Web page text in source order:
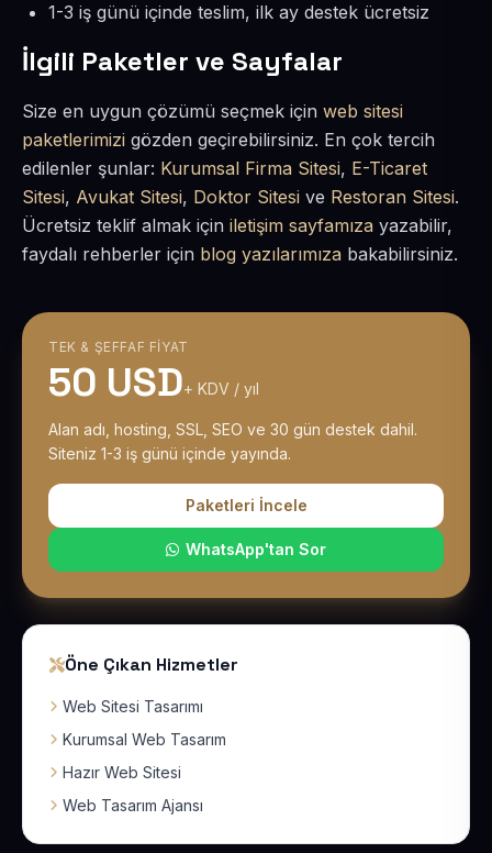
1-3 iş günü içinde teslim, ilk ay destek ücretsiz
İlgili Paketler ve Sayfalar
Size en uygun çözümü seçmek için web sitesi
paketlerimizi gözden geçirebilirsiniz. En çok tercih
edilenler şunlar: Kurumsal Firma Sitesi, E-Ticaret
Sitesi, Avukat Sitesi, Doktor Sitesi ve Restoran Sitesi.
Ücretsiz teklif almak için iletişim sayfamıza yazabilir,
faydalı rehberler için blog yazılarımıza bakabilirsiniz.
TEK & ŞEFFAF FIYAT
50 USD+ KDV / yıl
Alan adı, hosting, SSL, SEO ve 30 gün destek dahil.
Siteniz 1-3 iş günü içinde yayında.
Paketleri İncele
WhatsApp'tan Sor
Öne Çıkan Hizmetler
Web Sitesi Tasarımı
Kurumsal Web Tasarım
Hazır Web Sitesi
Web Tasarım Ajansı